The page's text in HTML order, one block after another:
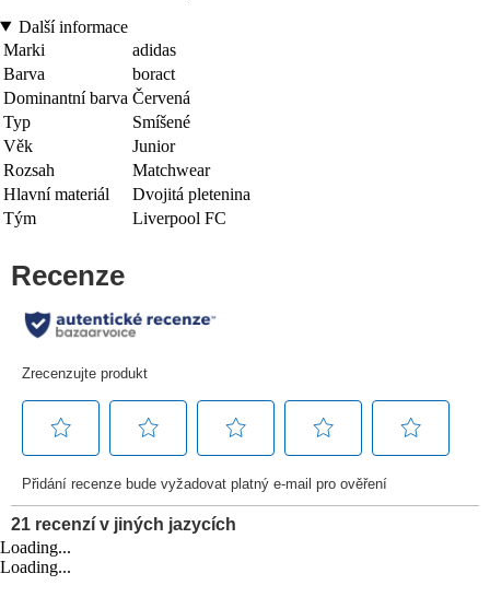
Další informace
Marki
adidas
Barva
boract
Dominantní barva Červená
Typ
Smíšené
Věk
Junior
Rozsah
Matchwear
Hlavní materiál
Dvojitá pletenina
Tým
Liverpool FC
Loading...
Loading...